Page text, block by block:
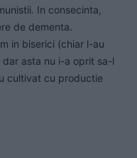
In consecinta,
de dementa.
in biserici (chiar l-au
asta nu i-a oprit sa-l
cultivat cu productie